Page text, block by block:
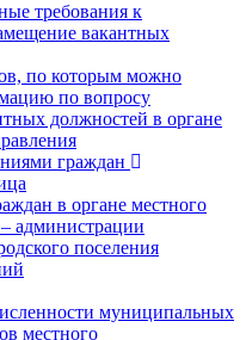
требования к
вакантных
по которым можно
по вопросу
должностей в органе
граждан
в органе местного
администрации
поселения
муниципальных
местного